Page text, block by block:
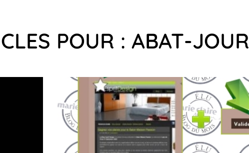
POUR : ABAT-JOUR